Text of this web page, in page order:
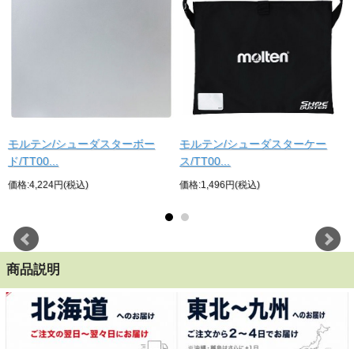
モルテン/シューダスターボー
ド/TT00...
価格:4,224円(税込)
モルテン/シューダスターケー
ス/TT00...
価格:1,496円(税込)
商品説明